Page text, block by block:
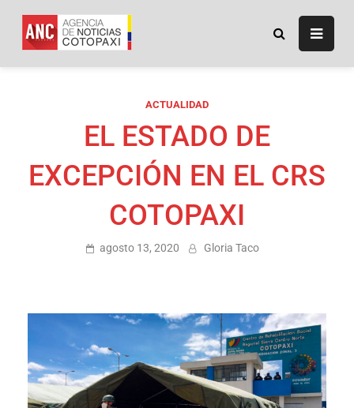
Agencia de Noticias
ACTUALIDAD
EL ESTADO DE
EXCEPCIÓN EN EL CRS
COTOPAXI
agosto 13, 2020 Gloria Taco